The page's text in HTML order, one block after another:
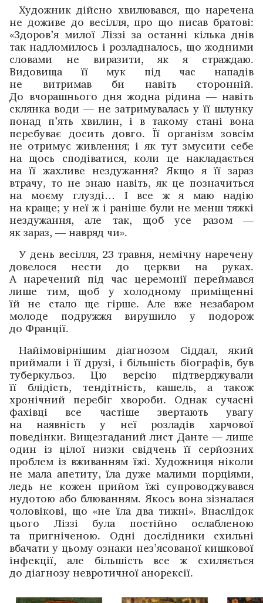
Художник дійсно хвилювався, що наречена
не ­доживе до весілля, про що писав братові:
«Здоров’я милої ­Ліззі за останні кілька днів
так надломилось і розладналось, що жодними
словами не виразити, як я страждаю.
Видовища її мук під час нападів
не витримав би навіть сторонній.
До вчорашнього дня жодна рідина — навіть
склянка води — не затримувалась у її шлунку
понад п’ять хвилин, і в такому стані вона
перебуває досить ­довго. Її організм зовсім
не отримує живлення; і як тут змусити себе
на щось сподіватися, коли це ­накладається
на її жахливе нездужання? Якщо я її зараз
втрачу, то не знаю навіть, як це позначиться
на моєму глузді… І все ж я маю надію
на краще; у неї ж і раніше були не менш тяжкі
нездужання, але так, щоб усе разом —
як зараз, — навряд чи».
У день весілля, 23 травня, немічну наречену
довелося нести до церкви на руках.
А наречений під час церемонії переймався
лише тим, щоб у холодному приміщенні
їй не стало ще гірше. Але вже незабаром
молоде ­подружжя вирушило у подорож
до Франції.
Найімовірнішим діагнозом Сіддал, який
приймали і її друзі, і більшість біографів, був
туберкульоз. Цю версію підтверджували
її блідість, тендітність, кашель, а також
хронічний перебіг хвороби. Однак сучасні
фахівці все частіше звертають увагу
на наявність у неї розладів харчової
поведінки. Вищезгаданий лист Данте — лише
один із цілої низки свідчень її серйозних
проблем із вживанням їжі. Художниця ніколи
не мала апетиту, їла дуже малими порціями,
ледь не кожен прийом їжі супроводжувався
нудотою або блюванням. Якось вона зізналася
чоловікові, що «не їла два тижні». Внаслідок
цього Ліззі була постійно ослабленою
та пригніченою. Одні дослідники схильні
вбачати у цьому ознаки нез’ясованої кишкової
інфекції, але більшість все ж схиляється
до діагнозу невротичної анорексії.